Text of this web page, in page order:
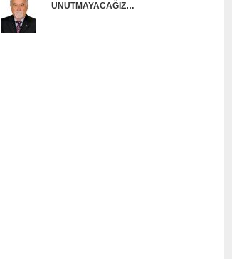
UNUTMAYACAĞIZ…